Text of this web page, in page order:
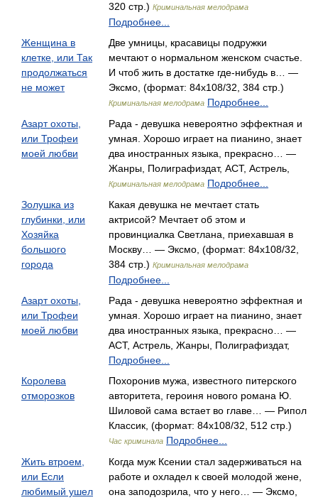
320 стр.) Криминальная мелодрама
Подробнее...
Женщина в
клетке, или Так
продолжаться
не может
Две умницы, красавицы подружки
мечтают о нормальном женском счастье.
И чтоб жить в достатке где-нибудь в… —
Эксмо, (формат: 84x108/32, 384 стр.)
Криминальная мелодрама Подробнее...
Азарт охоты,
или Трофеи
моей любви
Рада - девушка невероятно эффектная и
умная. Хорошо играет на пианино, знает
два иностранных языка, прекрасно… —
Жанры, Полиграфиздат, АСТ, Астрель,
Криминальная мелодрама Подробнее...
Золушка из
глубинки, или
Хозяйка
большого
города
Какая девушка не мечтает стать
актрисой? Мечтает об этом и
провинциалка Светлана, приехавшая в
Москву… — Эксмо, (формат: 84x108/32,
384 стр.) Криминальная мелодрама
Подробнее...
Азарт охоты,
или Трофеи
моей любви
Рада - девушка невероятно эффектная и
умная. Хорошо играет на пианино, знает
два иностранных языка, прекрасно… —
АСТ, Астрель, Жанры, Полиграфиздат,
Подробнее...
Королева
отморозков
Похоронив мужа, известного питерского
авторитета, героиня нового романа Ю.
Шиловой сама встает во главе… — Рипол
Классик, (формат: 84x108/32, 512 стр.)
Час криминала Подробнее...
Жить втроем,
или Если
любимый ушел
Когда муж Ксении стал задерживаться на
работе и охладел к своей молодой жене,
она заподозрила, что у него… — Эксмо,